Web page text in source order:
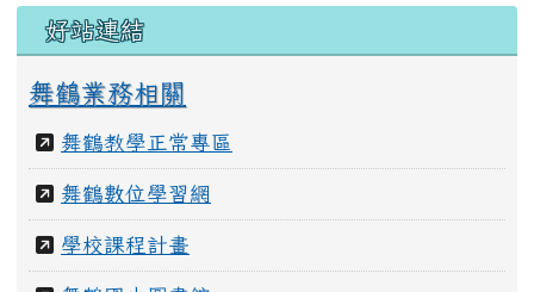
學校願景
行政單位
校長室